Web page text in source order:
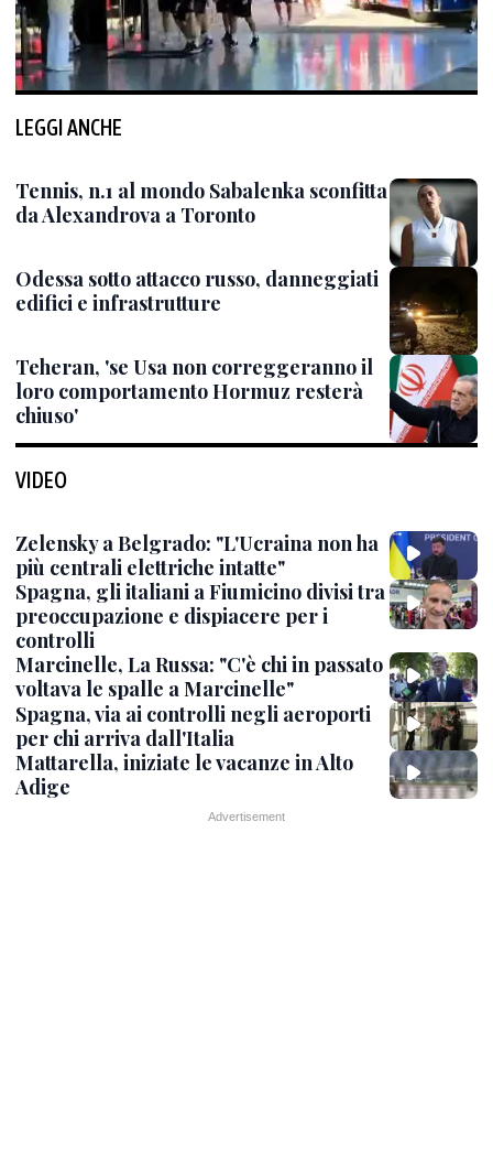
LEGGI ANCHE
Tennis, n.1 al mondo Sabalenka sconfitta
da Alexandrova a Toronto
Odessa sotto attacco russo, danneggiati
edifici e infrastrutture
Teheran, 'se Usa non correggeranno il
loro comportamento Hormuz resterà
chiuso'
VIDEO
Zelensky a Belgrado: "L'Ucraina non ha
più centrali elettriche intatte"
Spagna, gli italiani a Fiumicino divisi tra
preoccupazione e dispiacere per i
controlli
Marcinelle, La Russa: "C'è chi in passato
voltava le spalle a Marcinelle"
Spagna, via ai controlli negli aeroporti
per chi arriva dall'Italia
Mattarella, iniziate le vacanze in Alto
Adige